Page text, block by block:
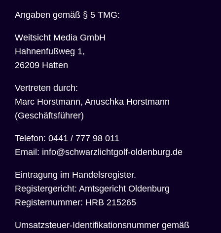
Angaben gemäß § 5 TMG:
Weitsicht Media GmbH
Hahnenfußweg 1,
26209 Hatten
Vertreten durch:
Marc Horstmann, Anuschka Horstmann
(Geschäftsführer)
Telefon: 0441 / 777 98 011
Email: info@schwarzlichtgolf-oldenburg.de
Eintragung im Handelsregister.
Registergericht: Amtsgericht Oldenburg
Registernummer: HRB 215265
Umsatzsteuer-Identifikationsnummer gemäß